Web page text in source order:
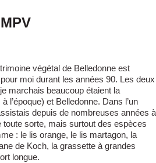
végétal de Belledonne est
moi durant les années 90. Les deux
marchais beaucoup étaient la
l’époque) et Belledonne. Dans l’un
depuis de nombreuses années à
toute sorte, mais surtout des espèces
: le lis orange, le lis martagon, la
de Koch, la grassette à grandes
longue.